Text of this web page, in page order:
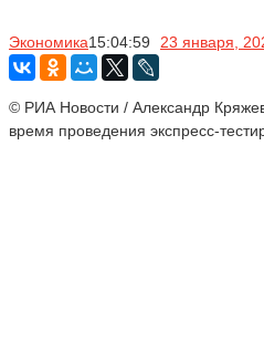
Экономика15:04:59 23 января,
© РИА Новости / Александр
время проведения экспресс-